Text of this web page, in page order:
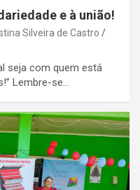
e à união!
Silveira de Castro
seja com quem está
Lembre-se…